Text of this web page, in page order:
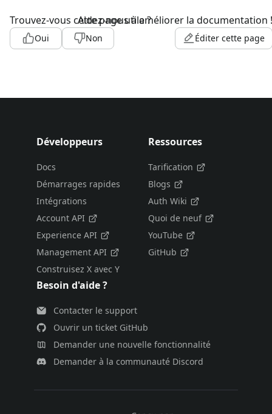
Trouvez-vous cette page utile ?
Oui Non
Aidez-nous à améliorer la documentation !
Éditer cette page
Développeurs
Docs
Démarrages rapides
Intégrations
Account API
Experience API
Management API
Construisez X avec Y
Ressources
Tarification
Blogs
Auth Wiki
Quoi de neuf
YouTube
GitHub
Besoin d'aide ?
Contacter le support
Ouvrir un ticket GitHub
Demander une nouvelle fonctionnalité
Demander à la communauté Discord